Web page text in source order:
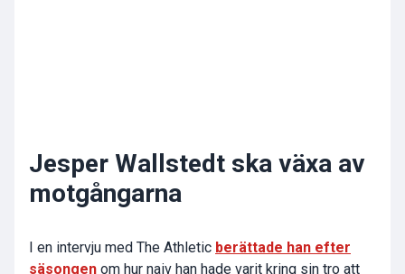
Jesper Wallstedt ska växa av
motgångarna
I en intervju med The Athletic berättade han efter
säsongen om hur naiv han hade varit kring sin tro att